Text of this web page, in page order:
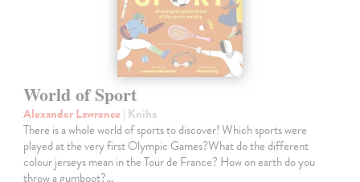
World of Sport
Alexander Lawrence | Kniha
There is a whole world of sports to discover! Which sports were
played at the very first Olympic Games?What do the different
colour jerseys mean in the Tour de France? How on earth do you
throw a gumboot?…